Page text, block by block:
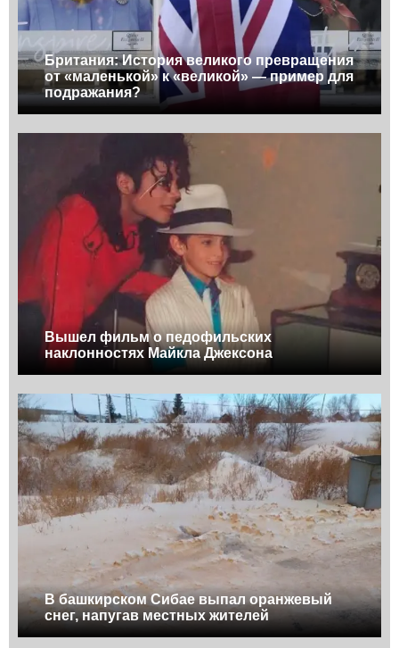
Британия: История великого превращения
от «маленькой» к «великой» — пример для
подражания?
Вышел фильм о педофильских
наклонностях Майкла Джексона
В башкирском Сибае выпал оранжевый
снег, напугав местных жителей